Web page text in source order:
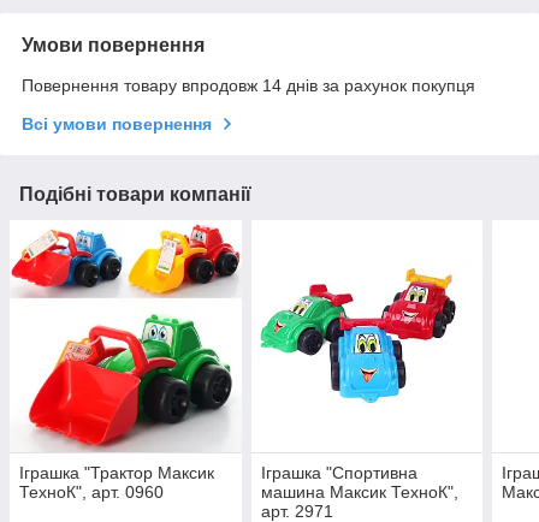
Умови повернення
Повернення товару впродовж 14 днів за рахунок покупця
Всі умови повернення
Подібні товари компанії
Іграшка "Трактор Максик
ТехноК", арт. 0960
Іграшка "Спортивна
машина Максик ТехноК",
арт. 2971